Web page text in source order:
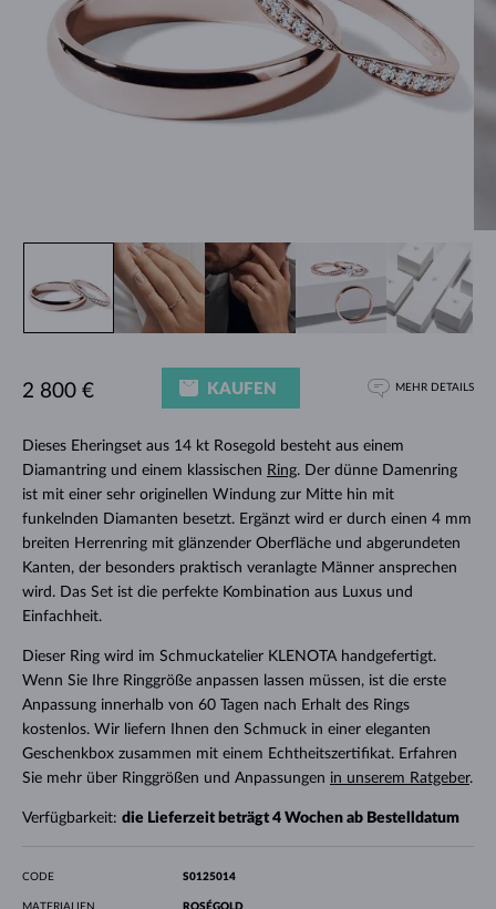
Dieses Eheringset aus 14 kt Rosegold besteht aus einem
Diamantring und einem klassischen Ring. Der dünne Damenring
ist mit einer sehr originellen Windung zur Mitte hin mit
funkelnden Diamanten besetzt. Ergänzt wird er durch einen 4 mm
breiten Herrenring mit glänzender Oberfläche und abgerundeten
Kanten, der besonders praktisch veranlagte Männer ansprechen
wird. Das Set ist die perfekte Kombination aus Luxus und
Einfachheit.
Dieser Ring wird im Schmuckatelier KLENOTA handgefertigt.
Wenn Sie Ihre Ringgröße anpassen lassen müssen, ist die erste
Anpassung innerhalb von 60 Tagen nach Erhalt des Rings
kostenlos. Wir liefern Ihnen den Schmuck in einer eleganten
Geschenkbox zusammen mit einem Echtheitszertifikat. Erfahren
Sie mehr über Ringgrößen und Anpassungen in unserem Ratgeber.
Verfügbarkeit: die Lieferzeit beträgt 4 Wochen ab Bestelldatum
2 800 € KAUFEN MEHR DETAILS
CODE S0125014
MATERIALIEN
ROSÉGOLD